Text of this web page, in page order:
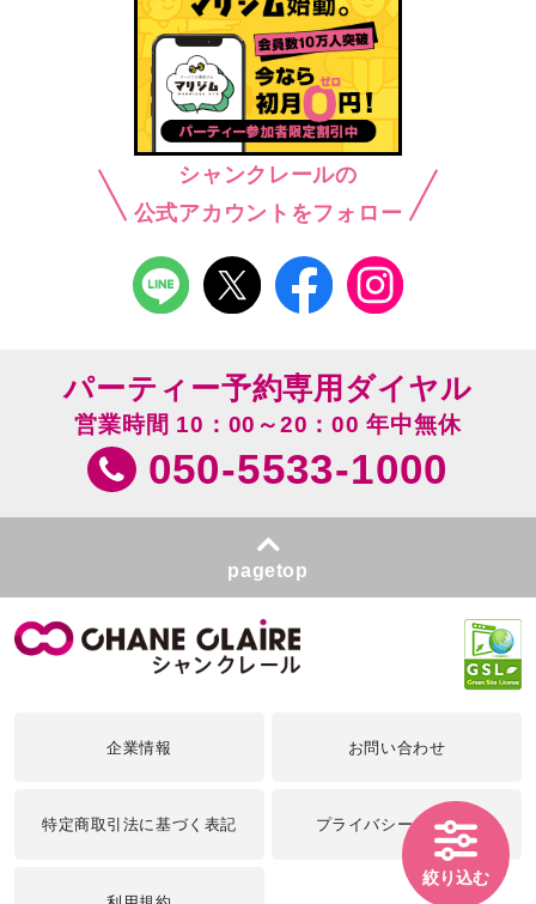
シャンクレールの
公式アカウントをフォロー
絞り込む
パーティー予約専用ダイヤル
営業時間 10：00～20：00 年中無休
050-5533-1000
pagetop
企業情報 お問い合わせ
特定商取引法に基づく表記 プライバシーポリシー